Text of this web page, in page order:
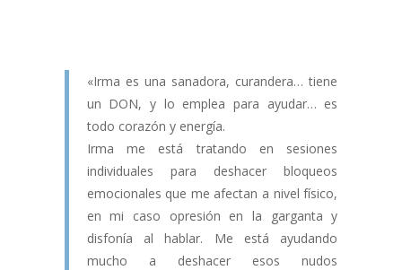
«Irma es una sanadora, curandera… tiene
un DON, y lo emplea para ayudar… es
todo corazón y energía.
Irma me está tratando en sesiones
individuales para deshacer bloqueos
emocionales que me afectan a nivel físico,
en mi caso opresión en la garganta y
disfonía al hablar. Me está ayudando
mucho a deshacer esos nudos